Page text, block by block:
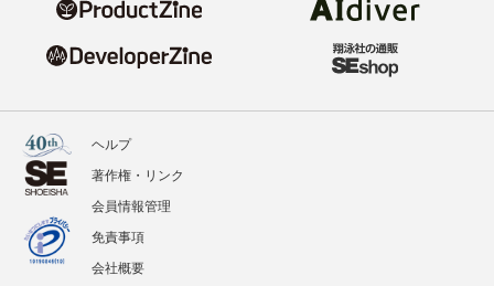
ヘルプ
著作権・リンク
会員情報管理
免責事項
会社概要